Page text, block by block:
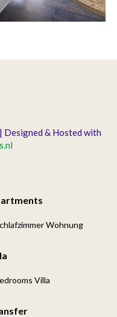
& Hosted with
Wohnung
Villa